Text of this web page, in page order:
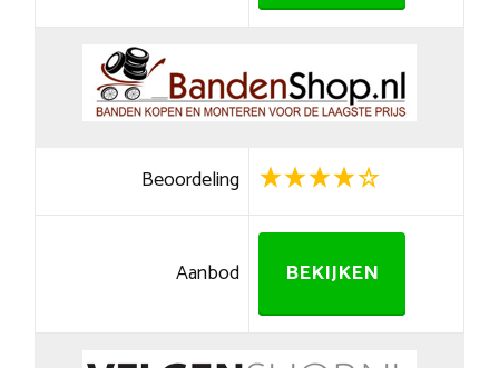
Beoordeling
Aanbod BEKIJKEN